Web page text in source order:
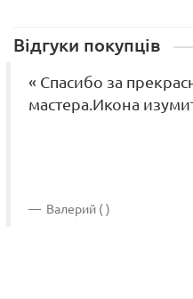
Відгуки покупців
« Спасибо за
мастера.Икона
Валерий ( )